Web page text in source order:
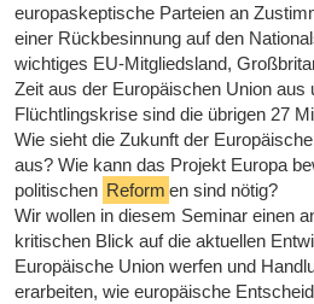
europaskeptische Parteien an
einer Rückbesinnung auf den
wichtiges EU-Mitgliedsland,
Zeit aus der Europäischen Union aus
Flüchtlingskrise sind die übrigen 27
Wie sieht die Zukunft der
aus? Wie kann das Projekt Europa
politischen Reform en sind nötig?
Wir wollen in diesem Seminar einen
kritischen Blick auf die aktuellen
Europäische Union werfen und
erarbeiten, wie europäische